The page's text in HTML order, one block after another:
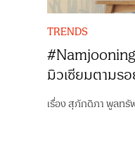
TRENDS
มิวเซียมตามร
เรื่องสุภักดิภา พูลทรั